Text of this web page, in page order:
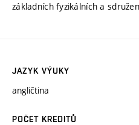
základních fyzikálních a
JAZYK VÝUKY
angličtina
POČET KREDITŮ